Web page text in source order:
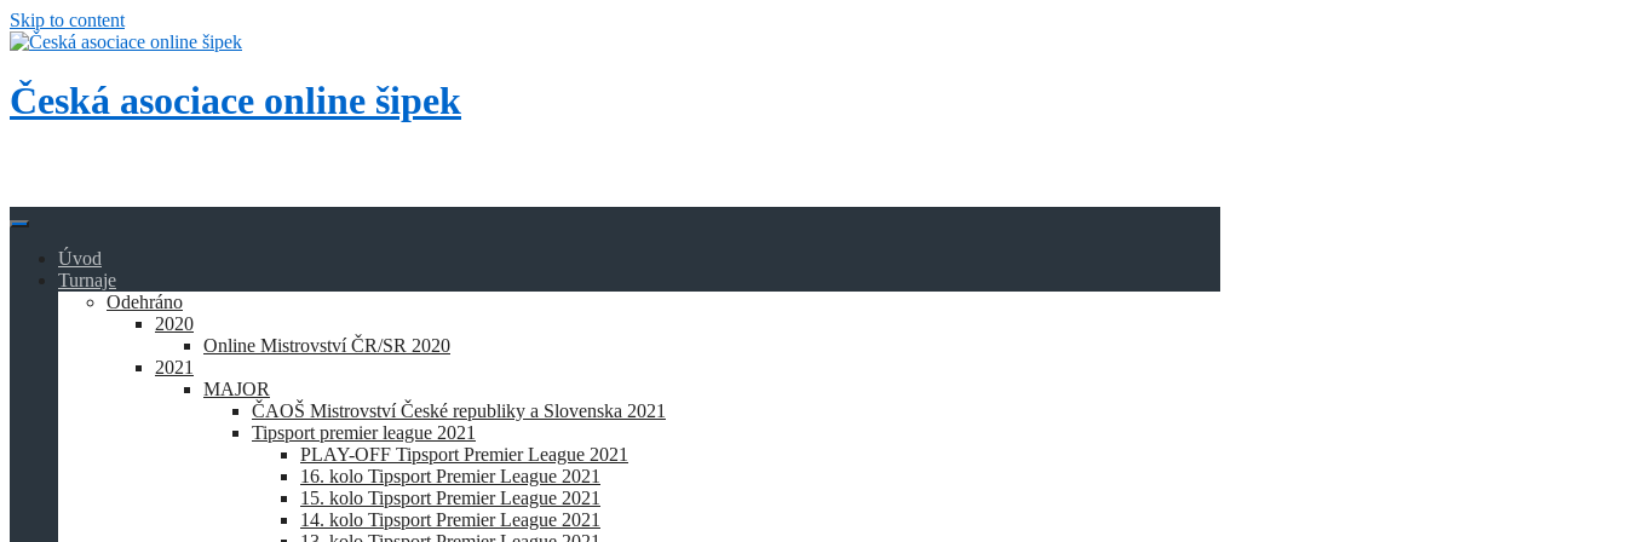
Skip to content
Česká asociace online šipek
Úvod
Turnaje
Odehráno
2020
Online Mistrovství ČR/SR 2020
2021
MAJOR
ČAOŠ Mistrovství České republiky a Slovenska 2021
Tipsport premier league 2021
PLAY-OFF Tipsport Premier League 2021
16. kolo Tipsport Premier League 2021
15. kolo Tipsport Premier League 2021
14. kolo Tipsport Premier League 2021